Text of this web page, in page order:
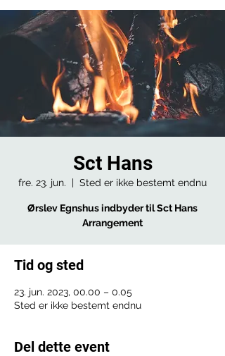
Sct Hans
fre. 23. jun.
  |
Sted er ikke bestemt endnu
Ørslev Egnshus indbyder til Sct Hans
Arrangement
Tid og sted
23. jun. 2023, 00.00 – 0.05
Sted er ikke bestemt endnu
Del dette event